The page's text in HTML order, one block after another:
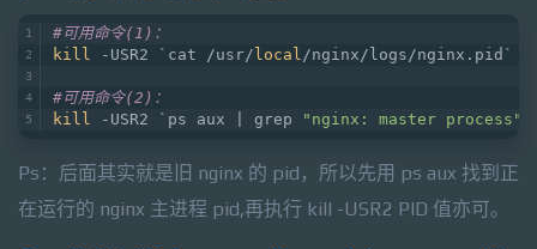
#可用命令(1)：
kill -USR2 `cat /usr/ local/nginx/logs/nginx.pid`
#可用命令(2)：
kill -USR2 `ps aux | grep "nginx: master process"
Ps：后面其实就是旧 nginx 的 pid，所以先用 ps aux 找到正
在运行的 nginx 主进程 pid,再执行 kill -USR2 PID 值亦可。